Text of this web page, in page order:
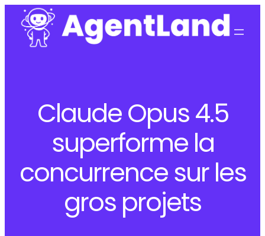
Claude Opus 4.5
superforme la
concurrence sur les
gros projets